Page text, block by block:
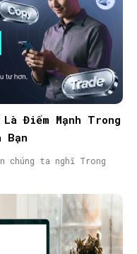
Điểm Mạnh Trong
ta nghĩ Trong